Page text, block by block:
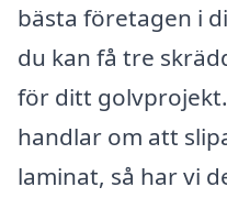
bästa företagen i
du kan få tre
för ditt
handlar om att
laminat, så har vi